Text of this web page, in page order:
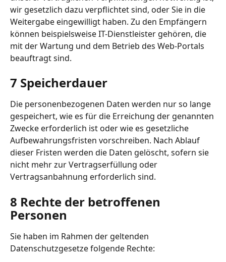
wir gesetzlich dazu verpflichtet sind, oder Sie in die
Weitergabe eingewilligt haben. Zu den Empfängern
können beispielsweise IT-Dienstleister gehören, die
mit der Wartung und dem Betrieb des Web-Portals
beauftragt sind.
7 Speicherdauer
Die personenbezogenen Daten werden nur so lange
gespeichert, wie es für die Erreichung der genannten
Zwecke erforderlich ist oder wie es gesetzliche
Aufbewahrungsfristen vorschreiben. Nach Ablauf
dieser Fristen werden die Daten gelöscht, sofern sie
nicht mehr zur Vertragserfüllung oder
Vertragsanbahnung erforderlich sind.
8 Rechte der betroffenen
Personen
Sie haben im Rahmen der geltenden
Datenschutzgesetze folgende Rechte: